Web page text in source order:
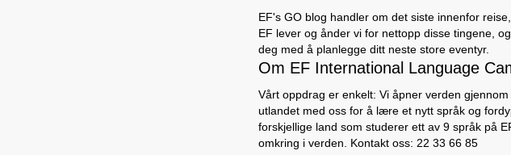
EF's GO blog handler om det siste innenfor
EF lever og ånder vi for nettopp disse tingene,
deg med å planlegge ditt neste store eventyr.
Om EF International Language
Vårt oppdrag er enkelt: Vi åpner verden
utlandet med oss for å lære et nytt språk og
forskjellige land som studerer ett av 9 språk på
omkring i verden. Kontakt oss: 22 33 66 85